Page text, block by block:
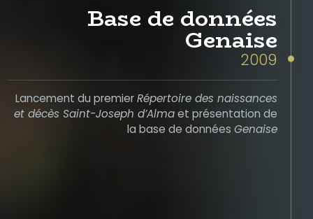
Base de données
Genaise
2009
Lancement du premierRépertoire des naissances
et décès Saint-Joseph d’Almaet présentation de
la base de données Genaise